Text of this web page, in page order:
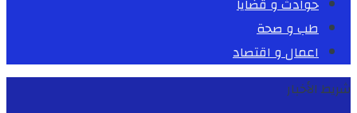
حوادث و قضايا
طب و صحة
اعمال و اقتصاد
شريط الأخبار